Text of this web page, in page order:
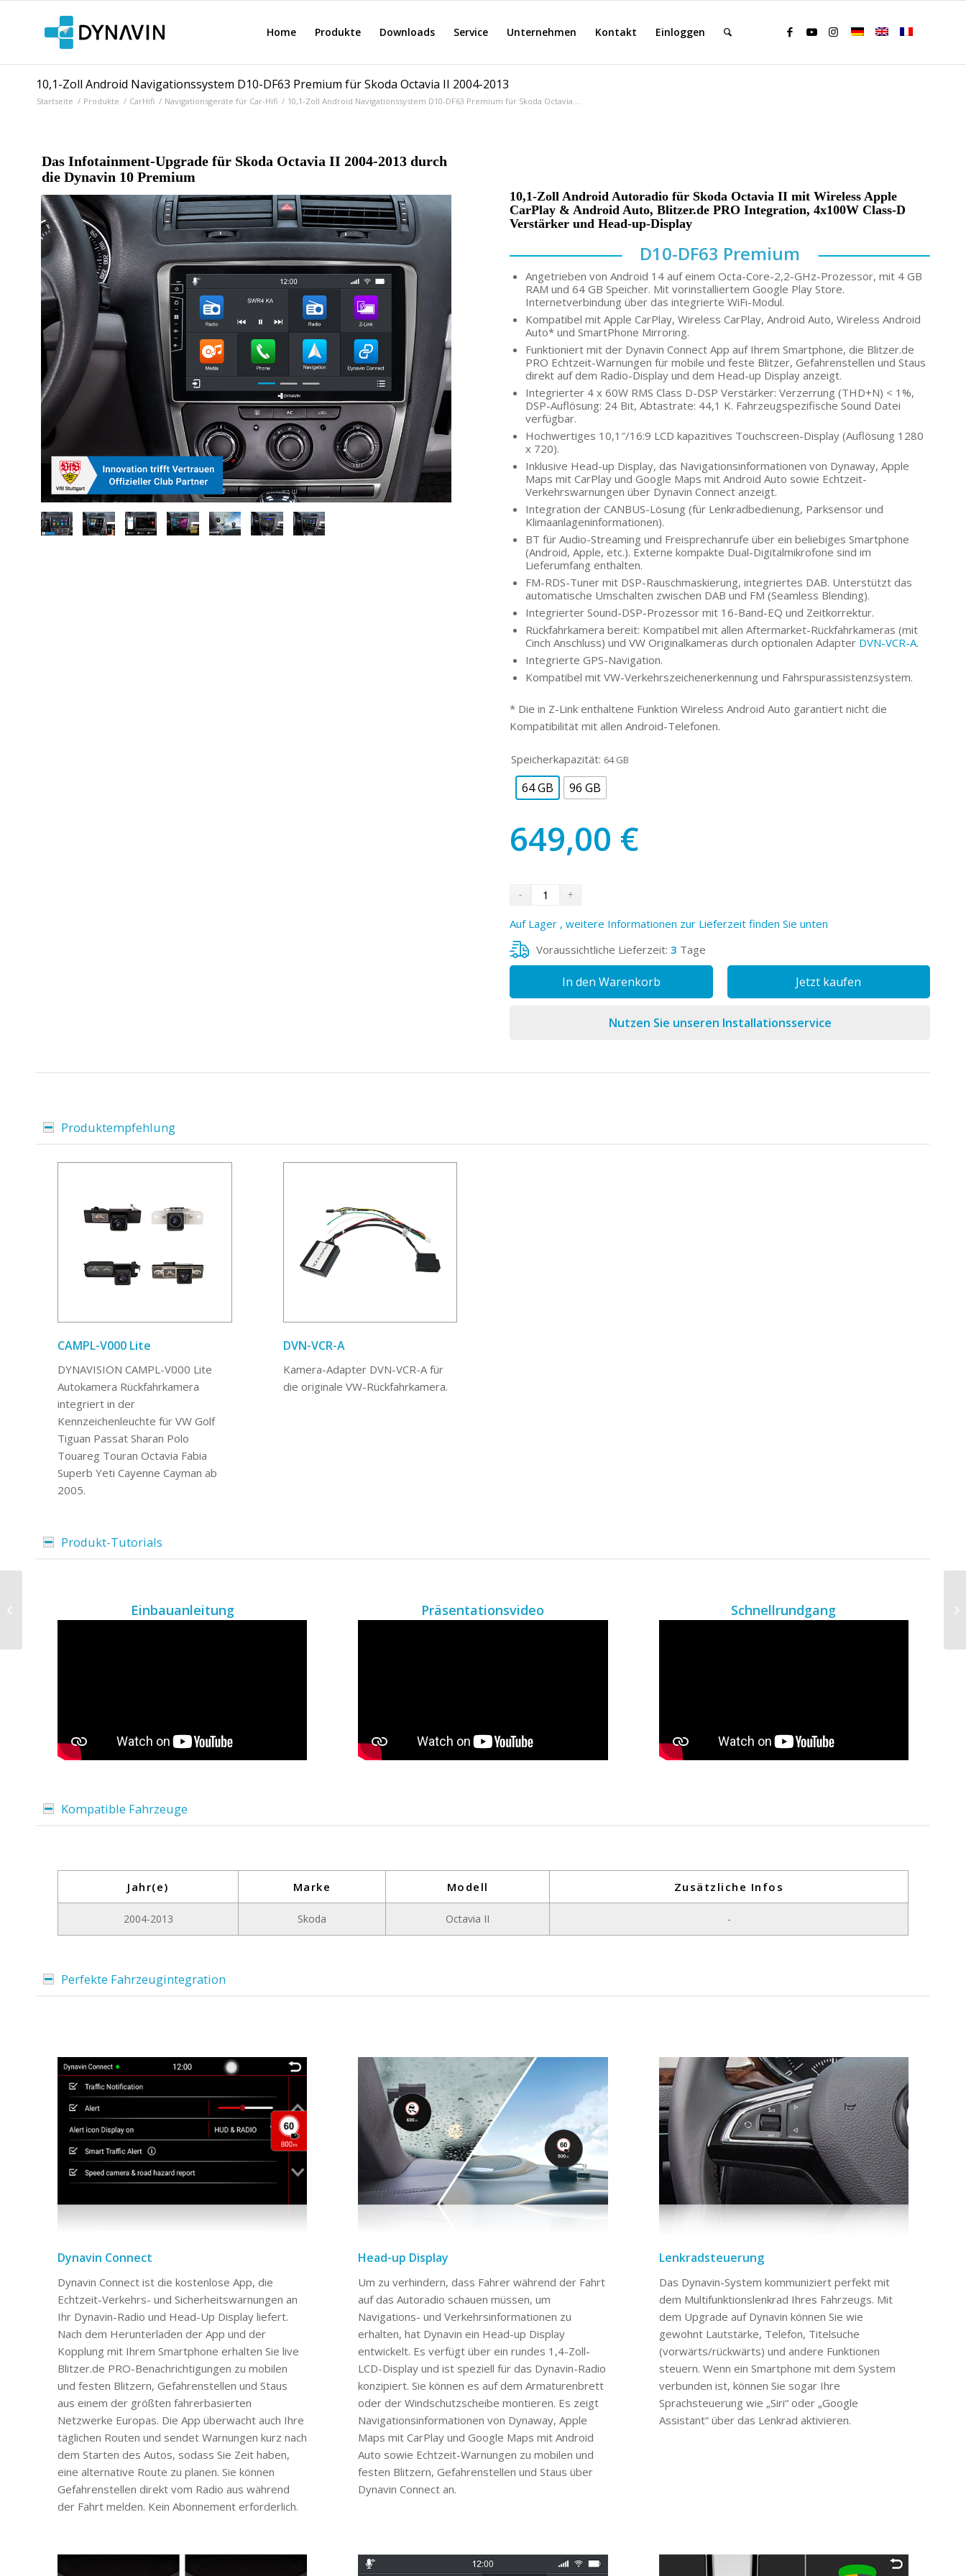
Home Produkte Downloads Service Unternehmen Kontakt Einloggen
10,1-Zoll Android Navigationssystem D10-DF63 Premium für Skoda Octavia II 2004-2013
Startseite / Produkte / CarHifi / Navigationsgeräte für Car-Hifi / 10,1-Zoll Android Navigationssystem D10-DF63 Premium für Skoda Octavia ...
Das Infotainment-Upgrade für Skoda Octavia II 2004-2013 durch
die Dynavin 10 Premium
10,1-Zoll Android Autoradio für Skoda Octavia II mit Wireless Apple
CarPlay & Android Auto, Blitzer.de PRO Integration, 4x100W Class-D
Verstärker und Head-up-Display
D10-DF63 Premium
Angetrieben von Android 14 auf einem Octa-Core-2,2-GHz-Prozessor, mit 4 GB
RAM und 64 GB Speicher. Mit vorinstalliertem Google Play Store.
Internetverbindung über das integrierte WiFi-Modul.
Kompatibel mit Apple CarPlay, Wireless CarPlay, Android Auto, Wireless Android
Auto* und SmartPhone Mirroring.
Funktioniert mit der Dynavin Connect App auf Ihrem Smartphone, die Blitzer.de
PRO Echtzeit-Warnungen für mobile und feste Blitzer, Gefahrenstellen und Staus
direkt auf dem Radio-Display und dem Head-up Display anzeigt.
Integrierter 4 x 60W RMS Class D-DSP Verstärker: Verzerrung (THD+N) < 1%,
DSP-Auflösung: 24 Bit, Abtastrate: 44,1 K. Fahrzeugspezifische Sound Datei
verfügbar.
Hochwertiges 10,1″/16:9 LCD kapazitives Touchscreen-Display (Auflösung 1280
x 720).
Inklusive Head-up Display, das Navigationsinformationen von Dynaway, Apple
Maps mit CarPlay und Google Maps mit Android Auto sowie Echtzeit-
Verkehrswarnungen über Dynavin Connect anzeigt.
Integration der CANBUS-Lösung (für Lenkradbedienung, Parksensor und
Klimaanlageninformationen).
BT für Audio-Streaming und Freisprechanrufe über ein beliebiges Smartphone
(Android, Apple, etc.). Externe kompakte Dual-Digitalmikrofone sind im
Lieferumfang enthalten.
FM-RDS-Tuner mit DSP-Rauschmaskierung, integriertes DAB. Unterstützt das
automatische Umschalten zwischen DAB und FM (Seamless Blending).
Integrierter Sound-DSP-Prozessor mit 16-Band-EQ und Zeitkorrektur.
Rückfahrkamera bereit: Kompatibel mit allen Aftermarket-Rückfahrkameras (mit
Cinch Anschluss) und VW Originalkameras durch optionalen Adapter DVN-VCR-A.
Integrierte GPS-Navigation.
Kompatibel mit VW-Verkehrszeichenerkennung und Fahrspurassistenzsystem.
* Die in Z-Link enthaltene Funktion Wireless Android Auto garantiert nicht die
Kompatibilität mit allen Android-Telefonen.
Speicherkapazität: 64 GB
64 GB 96 GB
649,00 €
Auf Lager , weitere Informationen zur Lieferzeit finden Sie unten
Voraussichtliche Lieferzeit:3 Tage
In den Warenkorb Jetzt kaufen
Nutzen Sie unseren Installationsservice
Produktempfehlung
CAMPL-V000 Lite
DYNAVISION CAMPL-V000 Lite
Autokamera Rückfahrkamera
integriert in der
Kennzeichenleuchte für VW Golf
Tiguan Passat Sharan Polo
Touareg Touran Octavia Fabia
Superb Yeti Cayenne Cayman ab
2005.
DVN-VCR-A
Kamera-Adapter DVN-VCR-A für
die originale VW-Rückfahrkamera.
Produkt-Tutorials
Einbauanleitung Präsentationsvideo Schnellrundgang
Kompatible Fahrzeuge
Jahr(e) Marke Modell Zusätzliche Infos
2004-2013 Skoda Octavia II -
Perfekte Fahrzeugintegration
Dynavin Connect
Dynavin Connect ist die kostenlose App, die
Echtzeit-Verkehrs- und Sicherheitswarnungen an
Ihr Dynavin-Radio und Head-Up Display liefert.
Nach dem Herunterladen der App und der
Kopplung mit Ihrem Smartphone erhalten Sie live
Blitzer.de PRO-Benachrichtigungen zu mobilen
und festen Blitzern, Gefahrenstellen und Staus
aus einem der größten fahrerbasierten
Netzwerke Europas. Die App überwacht auch Ihre
täglichen Routen und sendet Warnungen kurz nach
dem Starten des Autos, sodass Sie Zeit haben,
eine alternative Route zu planen. Sie können
Gefahrenstellen direkt vom Radio aus während
der Fahrt melden. Kein Abonnement erforderlich.
Head-up Display
Um zu verhindern, dass Fahrer während der Fahrt
auf das Autoradio schauen müssen, um
Navigations- und Verkehrsinformationen zu
erhalten, hat Dynavin ein Head-up Display
entwickelt. Es verfügt über ein rundes 1,4-Zoll-
LCD-Display und ist speziell für das Dynavin-Radio
konzipiert. Sie können es auf dem Armaturenbrett
oder der Windschutzscheibe montieren. Es zeigt
Navigationsinformationen von Dynaway, Apple
Maps mit CarPlay und Google Maps mit Android
Auto sowie Echtzeit-Warnungen zu mobilen und
festen Blitzern, Gefahrenstellen und Staus über
Dynavin Connect an.
Lenkradsteuerung
Das Dynavin-System kommuniziert perfekt mit
dem Multifunktionslenkrad Ihres Fahrzeugs. Mit
dem Upgrade auf Dynavin können Sie wie
gewohnt Lautstärke, Telefon, Titelsuche
(vorwärts/rückwärts) und andere Funktionen
steuern. Wenn ein Smartphone mit dem System
verbunden ist, können Sie sogar Ihre
Sprachsteuerung wie „Siri“ oder „Google
Assistant“ über das Lenkrad aktivieren.
D10-68 Premium für